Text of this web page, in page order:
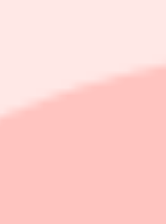
Nettoomsättningen
till -2,8 miljoner
kvartalet 2024 på 34
organiska
per aktie sjönk till
på 27,9 miljoner kronor
(21,3).